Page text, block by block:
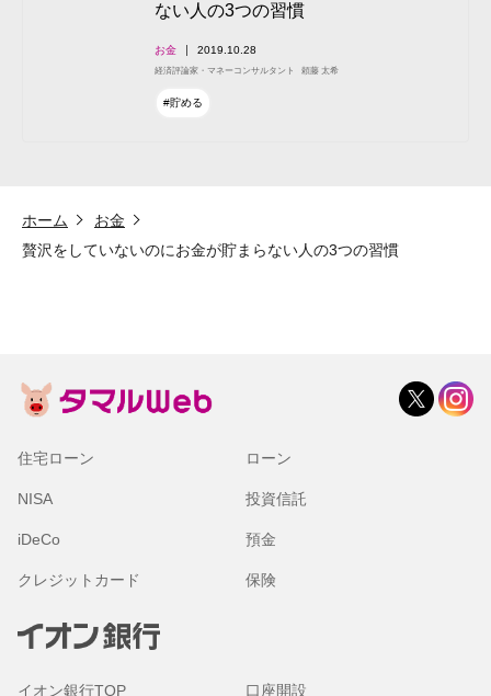
ない人の3つの習慣
お金 2019.10.28
経済評論家・マネーコンサルタント 頼藤 太希
#貯める
ホーム
お金
贅沢をしていないのにお金が貯まらない人の3つの習慣
住宅ローン ローン
NISA 投資信託
iDeCo 預金
クレジットカード 保険
イオン銀行TOP 口座開設